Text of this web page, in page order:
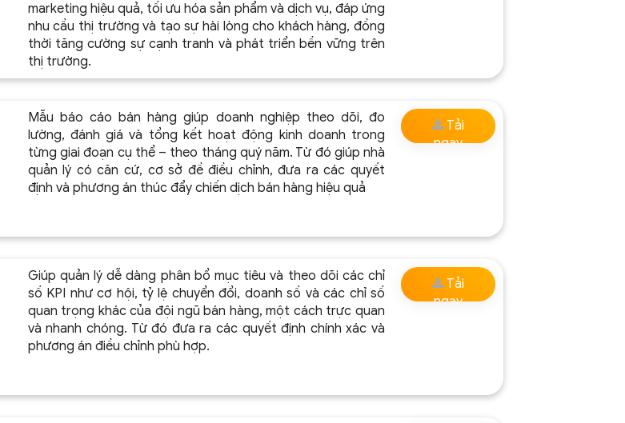
marketing hiệu quả, tối ưu hóa sản phẩm và dịch vụ, đáp ứng
nhu cầu thị trường và tạo sự hài lòng cho khách hàng, đồng
thời tăng cường sự cạnh tranh và phát triển bền vững trên
thị trường.
Mẫu báo cáo bán hàng giúp doanh nghiệp theo dõi, đo
lường, đánh giá và tổng kết hoạt động kinh doanh trong
từng giai đoạn cụ thể – theo tháng quý năm. Từ đó giúp nhà
quản lý có căn cứ, cơ sở đề điều chỉnh, đưa ra các quyết
định và phương án thúc đẩy chiến dịch bán hàng hiệu quả
Tải
ngay
Giúp quản lý dễ dàng phân bổ mục tiêu và theo dõi các chỉ
số KPI như cơ hội, tỷ lệ chuyển đổi, doanh số và các chỉ số
quan trọng khác của đội ngũ bán hàng, một cách trực quan
và nhanh chóng. Từ đó đưa ra các quyết định chính xác và
phương án điều chỉnh phù hợp.
Tải
ngay